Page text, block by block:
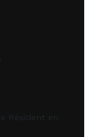
Résident en